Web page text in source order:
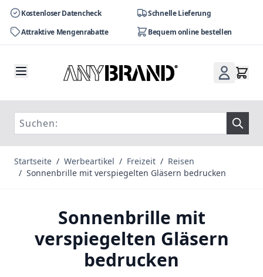
Kostenloser Datencheck
Schnelle Lieferung
Attraktive Mengenrabatte
Bequem online bestellen
Startseite / Werbeartikel / Freizeit / Reisen
/ Sonnenbrille mit verspiegelten Gläsern bedrucken
Sonnenbrille mit
verspiegelten Gläsern
bedrucken